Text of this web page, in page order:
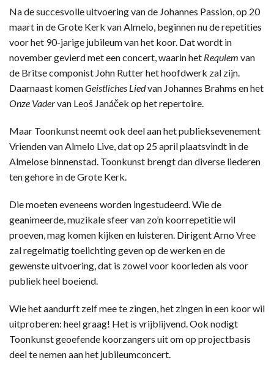
Na de succesvolle uitvoering van de Johannes Passion, op 20
maart in de Grote Kerk van Almelo, beginnen nu de repetities
voor het 90-jarige jubileum van het koor. Dat wordt in
november gevierd met een concert, waarin het Requiem van
de Britse componist John Rutter het hoofdwerk zal zijn.
Daarnaast komenGeistliches Liedvan Johannes Brahms en het
Onze Vadervan Leoš Janáček op het repertoire.
Maar Toonkunst neemt ook deel aan het publieksevenement
Vrienden van Almelo Live, dat op 25 april plaatsvindt in de
Almelose binnenstad. Toonkunst brengt dan diverse liederen
ten gehore in de Grote Kerk.
Die moeten eveneens worden ingestudeerd. Wie de
geanimeerde, muzikale sfeer van zo’n koorrepetitie wil
proeven, mag komen kijken en luisteren. Dirigent Arno Vree
zal regelmatig toelichting geven op de werken en de
gewenste uitvoering, dat is zowel voor koorleden als voor
publiek heel boeiend.
Wie het aandurft zelf mee te zingen, het zingen in een koor wil
uitproberen: heel graag! Het is vrijblijvend. Ook nodigt
Toonkunst geoefende koorzangers uit om op projectbasis
deel te nemen aan het jubileumconcert.